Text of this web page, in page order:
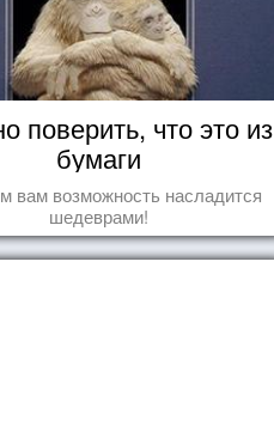
поверить, что это из
бумаги
вам возможность насладится
шедеврами!